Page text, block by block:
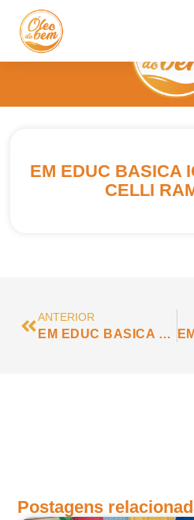
EM EDUC BASICA
CELLI
ANTERIOR
EM EDUC BASICA EVA APARECIDA DE OLIVEIRA SOUZA
Postagens